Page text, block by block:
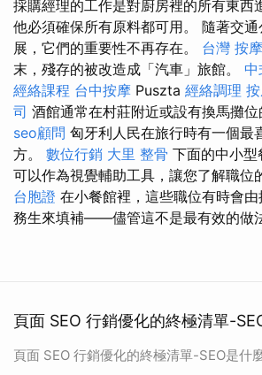
採購經理的工作是對廚房裡的所有東
他必須確保所有原料都可用。 隨著交
展，它們的重要性不再存在。 台灣 按摩
末，殘存的被改造成「汽車」旅館。 中
經絡課程 台中按摩 Puszta 經絡調理
司 酒館通常在村莊附近或設有換馬攤位
seo顧問 匈牙利人民在旅行時有一個最
方。 數位行銷 大里 整骨 下面的中小型
可以作為視覺輔助工具，讓您了解職位
台胞證 在小餐館裡，這些職位有時會
務生來填補——儘管這不是最有效的做
頁面 SEO 行銷優化的終極清單-
頁面 SEO 行銷優化的終極清單-SEO是什